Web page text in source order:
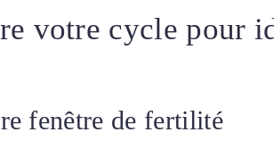
votre cycle pour
fenêtre de fertilité